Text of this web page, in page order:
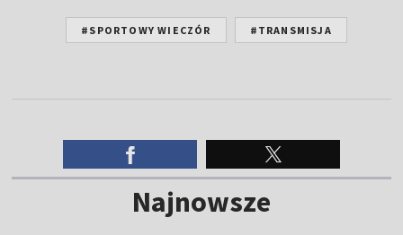
#SPORTOWY WIECZÓR #TRANSMISJA
Najnowsze